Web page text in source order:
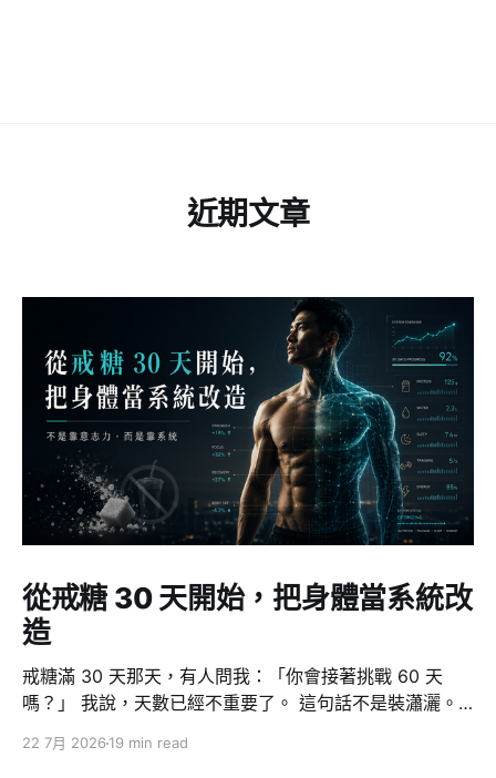
近期文章
從戒糖 30 天開始，把身體當系統改
造
戒糖滿 30 天那天，有人問我：「你會接著挑戰 60 天
嗎？」 我說，天數已經不重要了。 這句話不是裝瀟灑。
點，一個我用來證明「我做得到」的測試案例。真正發生
22 7月 2026 19 min read